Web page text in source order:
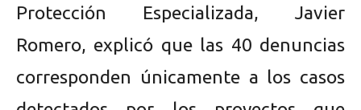
Protección Especializada, Javier
Romero, explicó que las 40 denuncias
corresponden únicamente a los casos